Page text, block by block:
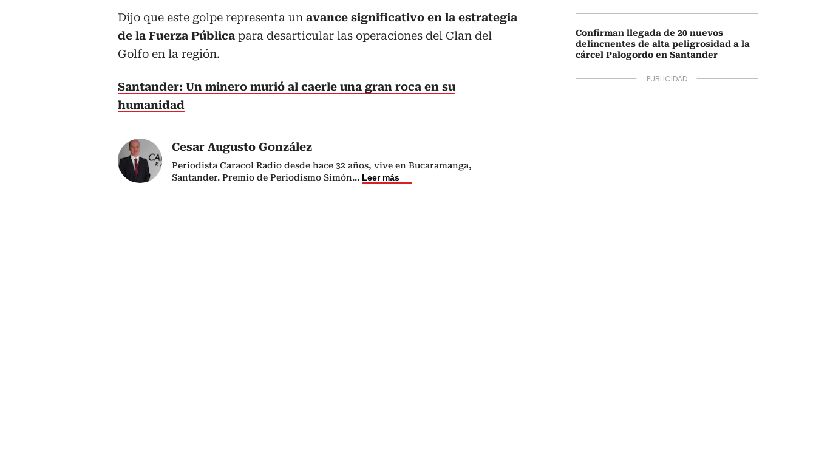
Dijo que este golpe representa un avance significativo en la estrategia
de la Fuerza Pública para desarticular las operaciones del Clan del
Golfo en la región.
Santander: Un minero murió al caerle una gran roca en su
humanidad
Cesar Augusto González
Periodista Caracol Radio desde hace 32 años, vive en Bucaramanga,
Santander. Premio de Periodismo Simón... Leer más
Confirman llegada de 20 nuevos
delincuentes de alta peligrosidad a la
cárcel Palogordo en Santander